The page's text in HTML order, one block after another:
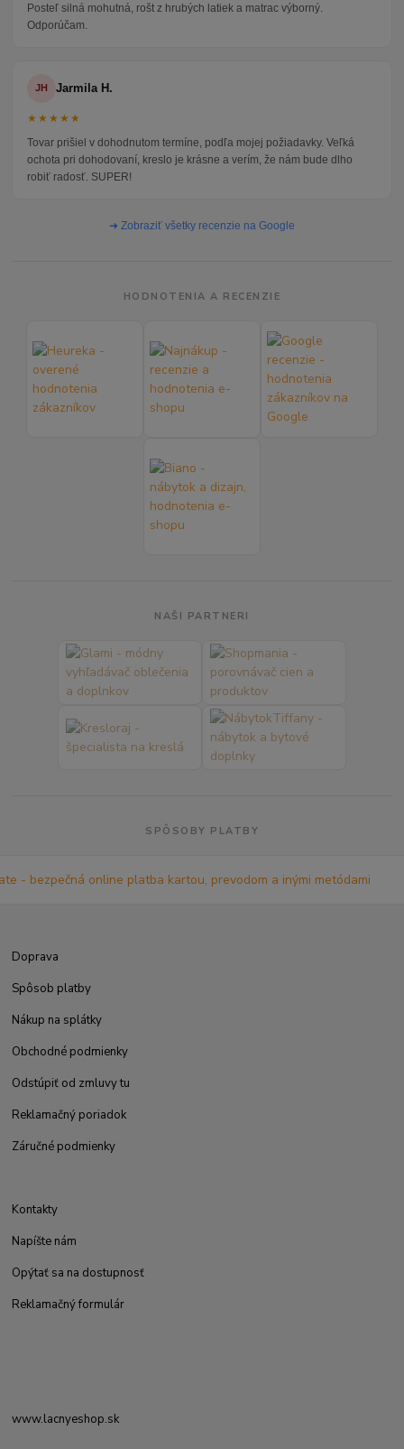
Posteľ silná mohutná, rošt z hrubých latiek a matrac výborný.
Odporúčam.
JH Jarmila H.
★★★★★
Tovar prišiel v dohodnutom termíne, podľa mojej požiadavky. Veľká
ochota pri dohodovaní, kreslo je krásne a verím, že nám bude dlho
robiť radosť. SUPER!
➜ Zobraziť všetky recenzie na Google
HODNOTENIA A RECENZIE
NAŠI PARTNERI
SPÔSOBY PLATBY
Doprava
Spôsob platby
Nákup na splátky
Obchodné podmienky
Odstúpiť od zmluvy tu
Reklamačný poriadok
Záručné podmienky
Kontakty
Napíšte nám
Opýtať sa na dostupnosť
Reklamačný formulár
www.lacnyeshop.sk